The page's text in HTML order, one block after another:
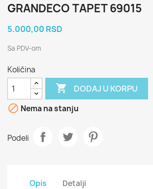
GRANDECO TAPET 69015
5.000,00 RSD
Sa PDV-om
Količina
 DODAJ U KORPU
 Nema na stanju
Podeli
Opis Detalji